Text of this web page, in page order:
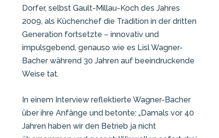
Dorfer, selbst Gault-Millau-Koch des Jahres
2009, als Küchenchef die Tradition in der dritten
Generation fortsetzte – innovativ und
impulsgebend, genauso wie es Lisl Wagner-
Bacher während 30 Jahren auf beeindruckende
Weise tat.
In einem Interview reflektierte Wagner-Bacher
über ihre Anfänge und betonte: „Damals vor 40
Jahren haben wir den Betrieb ja nicht